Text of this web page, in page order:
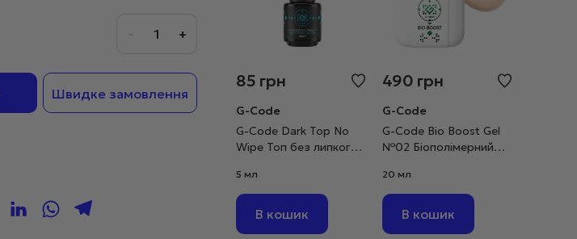
Швидке замовлення
85 грн
G-Code
G-Code Dark Top No
Wipe Топ без липкого
яскравих кольорів, 5
мл
5 мл
В кошик
490 грн
G-Code
G-Code Bio Boost Gel
№02 Біополімерний
20 мл
20 мл
В кошик